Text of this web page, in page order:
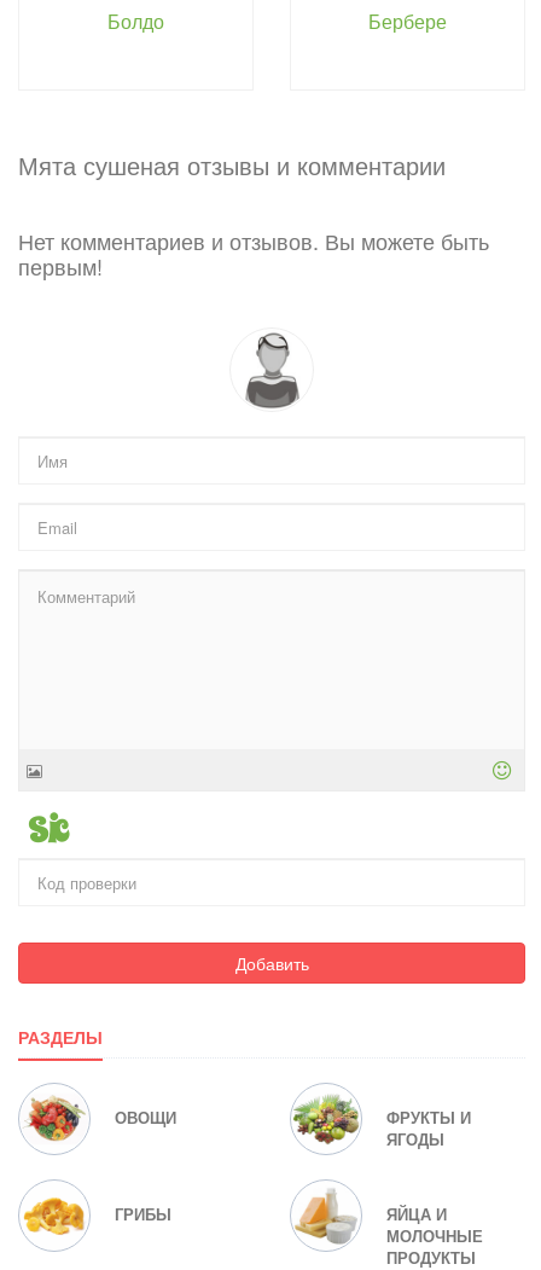
Болдо Бербере
Мята сушеная отзывы и комментарии
Нет комментариев и отзывов. Вы можете быть
первым!
Добавить
РАЗДЕЛЫ
ОВОЩИ
ФРУКТЫ И
ЯГОДЫ
ГРИБЫ
ЯЙЦА И
МОЛОЧНЫЕ
ПРОДУКТЫ